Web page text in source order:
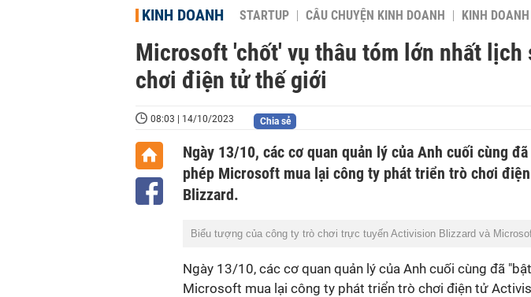
KINH DOANH STARTUP CÂU CHUYỆN KINH DOANH KINH
Microsoft 'chốt' vụ thâu tóm lớn nhất lịch
chơi điện tử thế giới
08:03 | 14/10/2023 Chia sẻ
Ngày 13/10, các cơ quan quản lý của Anh cuối cùng
phép Microsoft mua lại công ty phát triển trò chơi
Blizzard.
Biểu tượng của công ty trò chơi trực tuyến Activision Blizzard và
Ngày 13/10, các cơ quan quản lý của Anh cuối cùng đã
Microsoft mua lại công ty phát triển trò chơi điện tử